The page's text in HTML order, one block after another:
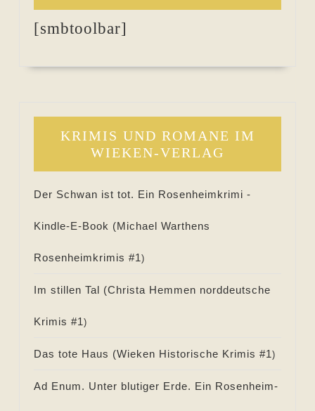
[smbtoolbar]
KRIMIS UND ROMANE IM
WIEKEN-VERLAG
Der Schwan ist tot. Ein Rosenheimkrimi -
Kindle-E-Book (Michael Warthens
Rosenheimkrimis #1)
Im stillen Tal (Christa Hemmen norddeutsche
Krimis #1)
Das tote Haus (Wieken Historische Krimis #1)
Ad Enum. Unter blutiger Erde. Ein Rosenheim-